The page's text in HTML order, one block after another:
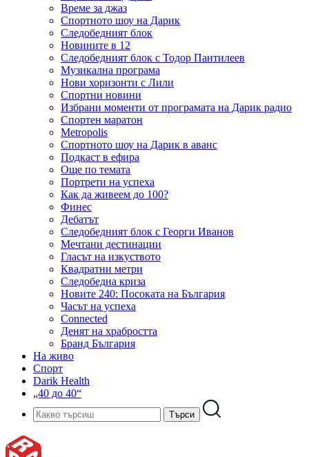
Време за джаз
Спортното шоу на Дарик
Следобедният блок
Новините в 12
Следобедният блок с Тодор Пантилеев
Музикална програма
Нови хоризонти с Лили
Спортни новини
Избрани моменти от програмата на Дарик радио
Спортен маратон
Metropolis
Спортното шоу на Дарик в аванс
Подкаст в ефира
Още по темата
Портрети на успеха
Как да живеем до 100?
Финес
Дебатът
Следобедният блок с Георги Иванов
Мечтани дестинации
Гласът на изкуството
Квадратни метри
Следобедна криза
Новите 240: Посоката на България
Часът на успеха
Connected
Денят на храбростта
Бранд България
На живо
Спорт
Darik Health
„40 до 40“